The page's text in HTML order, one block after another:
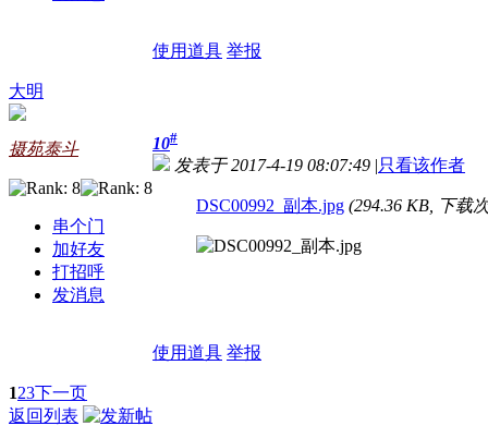
使用道具 举报
大明
摄苑泰斗
串个门
加好友
打招呼
发消息
10#
发表于 2017-4-19 08:07:49 |只看该作者
DSC00992_副本.jpg (294.36 KB, 下载
使用道具 举报
123下一页
返回列表